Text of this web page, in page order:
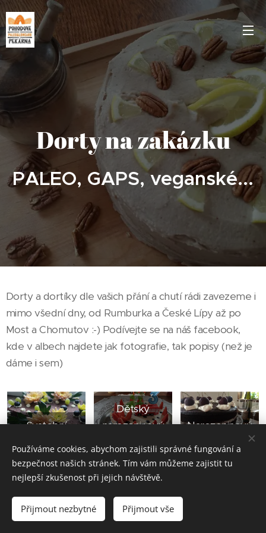
Dorty na zakázku
PALEO, GAPS, veganské...
Dorty a dortíky dle vašich přání a chutí rádi zavezeme i
mimo všední dny, od Rumburka a České Lípy až po
Most a Chomutov :-) Podívejte se na náš facebook,
kde v albech najdete jak fotografie, tak popisy (než je
dáme i sem)
Svatební
Dětský
narozeninový
Narozeninový
La Siesta 2018 | Všechna práva vyhrazena
Vytvořeno službouWebnode
Používáme cookies, abychom zajistili správné fungování a
bezpečnost našich stránek. Tím vám můžeme zajistit tu
nejlepší zkušenost při jejich návštěvě.
Přijmout nezbytné Přijmout vše